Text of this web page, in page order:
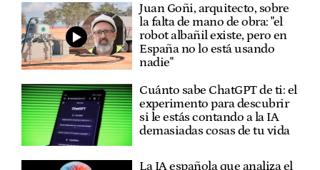
Juan Goñi, arquitecto, sobre
la falta de mano de obra: "el
robot albañil existe, pero en
España no lo está usando
nadie"
Cuánto sabe ChatGPT de ti: el
experimento para descubrir
si le estás contando a la IA
demasiadas cosas de tu vida
La IA española que analiza el